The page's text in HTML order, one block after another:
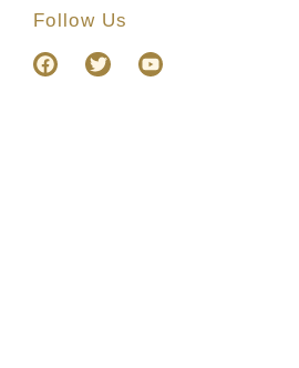
Follow Us